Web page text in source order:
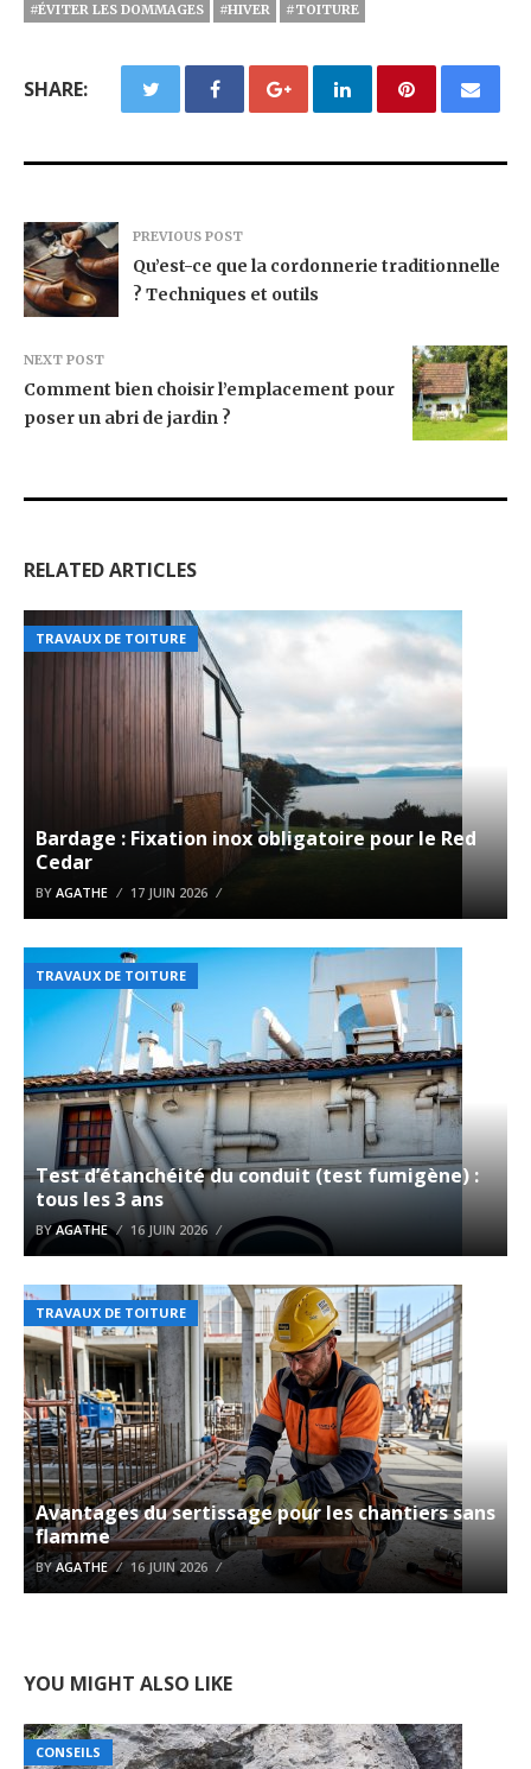
#ÉVITER LES DOMMAGES
#HIVER #TOITURE
SHARE:
PREVIOUS POST
Qu’est-ce que la cordonnerie traditionnelle
? Techniques et outils
NEXT POST
Comment bien choisir l’emplacement pour
poser un abri de jardin ?
RELATED ARTICLES
TRAVAUX DE TOITURE
Bardage : Fixation inox obligatoire pour le Red
Cedar
BY AGATHE 17 JUIN 2026
TRAVAUX DE TOITURE
Test d’étanchéité du conduit (test fumigène) :
tous les 3 ans
BYAGATHE 16 JUIN 2026
TRAVAUX DE TOITURE
Avantages du sertissage pour les chantiers sans
flamme
BYAGATHE 16 JUIN 2026
YOU MIGHT ALSO LIKE
CONSEILS